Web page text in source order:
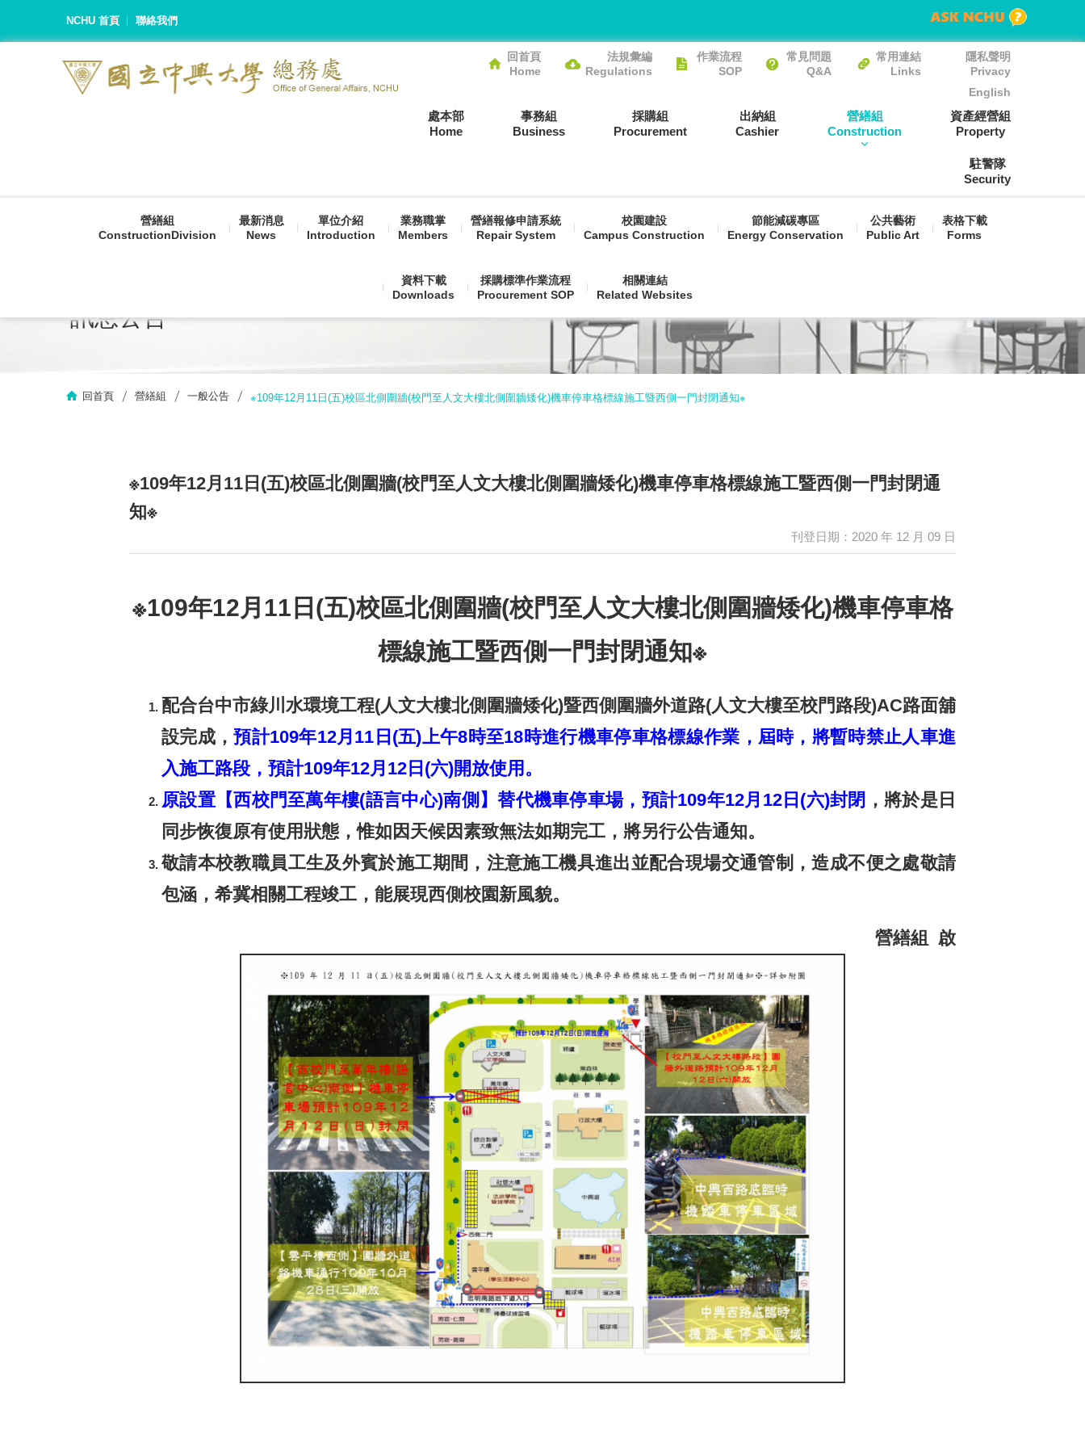
NCHU 首頁 聯絡我們
回首頁
Home
法規彙編
Regulations
作業流程
SOP
常見問題
Q&A
常用連結
Links
隱私聲明
Privacy
English
處本部
Home
事務組
Business
採購組
Procurement
出納組
Cashier
營繕組
Construction
營繕組
ConstructionDivision
最新消息
News
單位介紹
Introduction
業務職掌
Members
營繕報修申請系統
Repair System
校園建設
Campus Construction
節能減碳專區
Energy Conservation
公共藝術
Public Art
表格下載
Forms
資料下載
Downloads
採購標準作業流程
Procurement SOP
相關連結
Related Websites
資產經營組
Property
駐警隊
Security
訊息公告
回首頁 營繕組 一般公告 ※109年12月11日(五)校區北側圍牆(校門至人文大樓北側圍牆矮化)機車停車格標線施工暨西側一門封閉通知※
※109年12月11日(五)校區北側圍牆(校門至人文大樓北側圍牆矮化)機車停車格標線施工暨西側一門封閉通
知※
刊登日期：2020 年 12 月 09 日
※109年12月11日(五)校區北側圍牆(校門至人文大樓北側圍牆矮化)機車停車格
標線施工暨西側一門封閉通知※
配合台中市綠川水環境工程(人文大樓北側圍牆矮化)暨西側圍牆外道路(人文大樓至校門路段)AC路面舖
設完成，預計109年12月11日(五)上午8時至18時進行機車停車格標線作業，屆時，將暫時禁止人車進
入施工路段，預計109年12月12日(六)開放使用。
原設置【西校門至萬年樓(語言中心)南側】替代機車停車場，預計109年12月12日(六)封閉 ，將於是日
同步恢復原有使用狀態，惟如因天候因素致無法如期完工，將另行公告通知。
敬請本校教職員工生及外賓於施工期間，注意施工機具進出並配合現場交通管制，造成不便之處敬請
包涵，希冀相關工程竣工，能展現西側校園新風貌。
營繕組 啟